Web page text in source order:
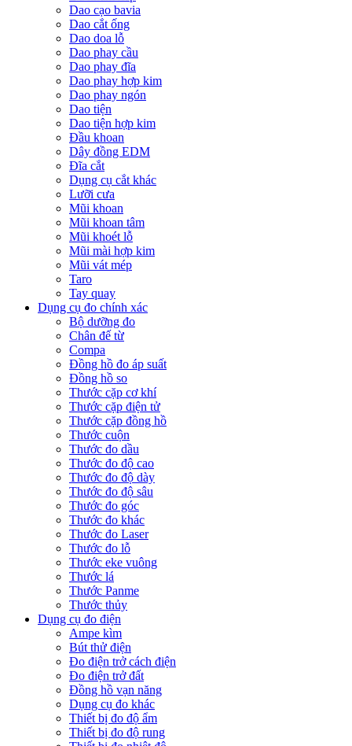
Dao cạo bavia
Dao cắt ống
Dao doa lỗ
Dao phay cầu
Dao phay đĩa
Dao phay hợp kim
Dao phay ngón
Dao tiện
Dao tiện hợp kim
Đầu khoan
Dây đồng EDM
Đĩa cắt
Dụng cụ cắt khác
Lưỡi cưa
Mũi khoan
Mũi khoan tâm
Mũi khoét lỗ
Mũi mài hợp kim
Mũi vát mép
Taro
Tay quay
Dụng cụ đo chính xác
Bộ dưỡng đo
Chân đế từ
Compa
Đồng hồ đo áp suất
Đồng hồ so
Thước cặp cơ khí
Thước cặp điện tử
Thước cặp đồng hồ
Thước cuộn
Thước đo dầu
Thước đo độ cao
Thước đo độ dày
Thước đo độ sâu
Thước đo góc
Thước đo khác
Thước đo Laser
Thước đo lỗ
Thước eke vuông
Thước lá
Thước Panme
Thước thủy
Dụng cụ đo điện
Ampe kìm
Bút thử điện
Đo điện trở cách điện
Đo điện trở đất
Đồng hồ vạn năng
Dụng cụ đo khác
Thiết bị đo độ ẩm
Thiết bị đo độ rung